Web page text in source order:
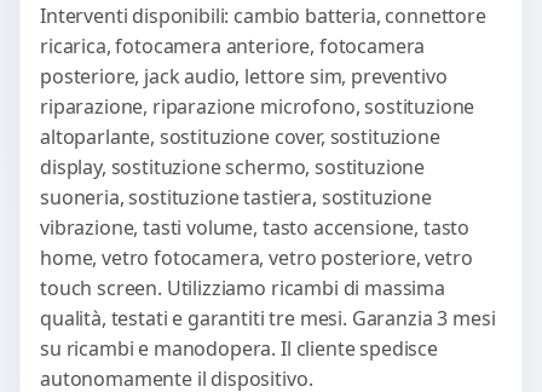
Interventi disponibili: cambio batteria, connettore
ricarica, fotocamera anteriore, fotocamera
posteriore, jack audio, lettore sim, preventivo
riparazione, riparazione microfono, sostituzione
altoparlante, sostituzione cover, sostituzione
display, sostituzione schermo, sostituzione
suoneria, sostituzione tastiera, sostituzione
vibrazione, tasti volume, tasto accensione, tasto
home, vetro fotocamera, vetro posteriore, vetro
touch screen. Utilizziamo ricambi di massima
qualità, testati e garantiti tre mesi. Garanzia 3 mesi
su ricambi e manodopera. Il cliente spedisce
autonomamente il dispositivo.